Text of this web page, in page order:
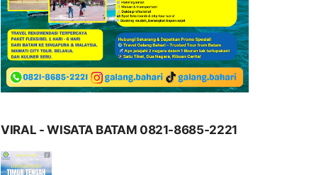
VIRAL - WISATA BATAM 0821-8685-2221